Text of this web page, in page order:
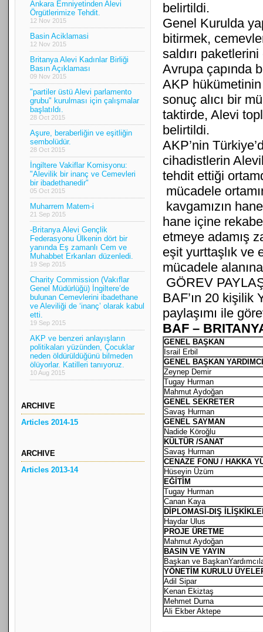
Ankara Emniyetinden Alevi
Örgütlerimize Tehdit.
12 Nov 2015
Basin Aciklamasi
12 Nov 2015
Britanya Alevi Kadınlar Birliği
Basın Açıklaması
09 Nov 2015
"partiler üstü Alevi parlamento
grubu" kurulması için çalışmalar
başlatıldı.
28 Oct 2015
Aşure, beraberliğin ve eşitliğin
sembolüdür.
28 Oct 2015
İngiltere Vakiflar Komisyonu:
"Alevilik bir inanç ve Cemevleri
bir ibadethanedir"
05 Oct 2015
Muharrem Matem-i
21 Sep 2015
-Britanya Alevi Gençlik
Federasyonu Ülkenin dört bir
yanında Eş zamanlı Cem ve
Muhabbet Erkanları düzenledi.
19 Sep 2015
Charity Commission (Vakıflar
Genel Müdürlüğü) İngiltere’de
bulunan Cemevlerini ibadethane
ve Aleviliği de ‘inanç’ olarak kabul
etti.
19 Sep 2015
AKP ve benzeri anlayışların
politikaları yüzünden, Çocuklar
neden öldürüldüğünü bilmeden
ölüyorlar. Katilleri tanıyoruz.
10 Aug 2015
ARCHIVE
Articles 2014-15
ARCHIVE
Articles 2013-14
belirtildi.
Genel Kurulda
bitirmek,
saldırı
Avrupa çapında
AKP hükümetinin
sonuç alıcı bir
taktirde, Alevi
belirtildi.
AKP’nin
cihadistlerin
tehdit ettiği
mücadele
kavgamızın
hane içine
etmeye adamış
eşit yurttaşlık ve
mücadele
GÖREV
BAF’ın 20 kişilik
paylaşımı ile
BAF –
GENEL BAŞKAN
Israil Erbil
GENEL BAŞKAN
Zeynep Demir
Tugay Hurman
Mahmut Aydoğan
GENEL
Savaş Hurman
GENEL
Nadide Köroğlu
KÜLTÜR /SANAT
Savaş Hurman
CENAZE FONU / HAKKA
Hüseyin Üzüm
EĞİTİM
Tugay Hurman
Canan Kaya
DİPLOMASİ-DIŞ
Haydar Ulus
PROJE ÜRETME
Mahmut Aydoğan
BASIN VE YAYIN
Başkan ve
YÖNETİM KURULU
Adil Sipar
Kenan Ekiztaş
Mehmet Durna
Ali Ekber Aktepe